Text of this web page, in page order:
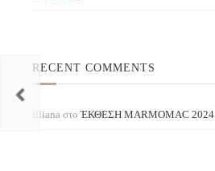
RECENT COMMENTS
illiana στοΈΚΘΕΣΗ ΜARMOMAC 2024